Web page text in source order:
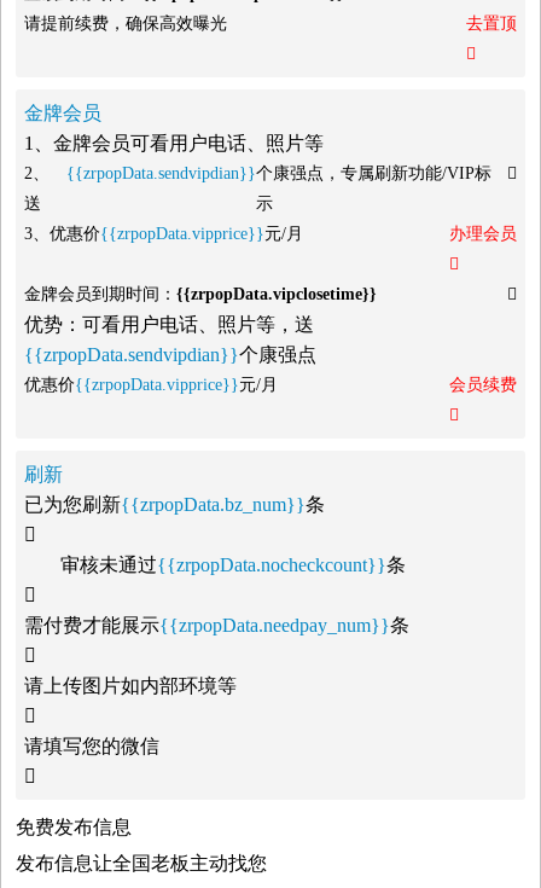
请提前续费，确保高效曝光
去置顶

金牌会员
1、金牌会员可看用户电话、照片等
2、
送
{{zrpopData.sendvipdian}}个康强点，专属刷新功能/VIP标
示

3、优惠价{{zrpopData.vipprice}}元/月
办理会员

金牌会员到期时间： {{zrpopData.vipclosetime}} 
优势：可看用户电话、照片等，送
{{zrpopData.sendvipdian}}个康强点
优惠价{{zrpopData.vipprice}}元/月
会员续费

刷新
已为您刷新{{zrpopData.bz_num}}条

审核未通过{{zrpopData.nocheckcount}}条

需付费才能展示{{zrpopData.needpay_num}}条

请上传图片如内部环境等

请填写您的微信

免费发布信息
发布信息让全国老板主动找您